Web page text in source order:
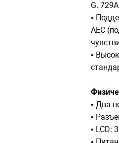
G.
•
AEC
•
• Два
•
• LCD: